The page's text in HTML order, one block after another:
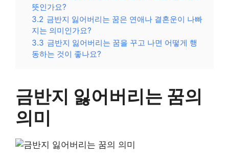
뜻인가요?
3.2 금반지 잃어버리는 꿈은 연애나 결혼운이 나빠
지는 의미인가요?
3.3 금반지 잃어버리는 꿈을 꾸고 나면 어떻게 행
동하는 것이 좋나요?
금반지 잃어버리는 꿈의
의미